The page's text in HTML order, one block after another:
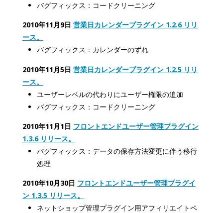
バグフィックス：コードクリーニング
2010年11月9日 営業日カレンダープラグイン 1.2.6 リリ
ース。
バグフィックス：カレンダーのずれ
2010年11月5日 営業日カレンダープラグイン 1.2.5 リリ
ース。
ユーザーレベルの代わりにユーザー権限の追加
バグフィックス：コードクリーニング
2010年11月1日 フロントエンドユーザー管理プラグイン
1.3.6 リリース。
バグフィックス：データの保存方法変更に伴う移行
処理
2010年10月30日 フロントエンドユーザー管理プラグイ
ン 1.3.5 リリース。
ネットショップ管理プラグイン用アフィリエイトペ